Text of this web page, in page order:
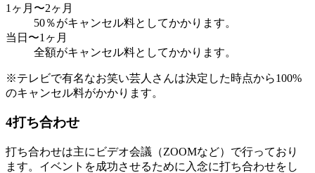
1ヶ月〜2ヶ月
50％がキャンセル料としてかかります。
当日〜1ヶ月
全額がキャンセル料としてかかります。
※テレビで有名なお笑い芸人さんは決定した時点から100%
のキャンセル料がかかります。
4打ち合わせ
打ち合わせは主にビデオ会議（ZOOMなど）で行っており
ます。イベントを成功させるために入念に打ち合わせをし